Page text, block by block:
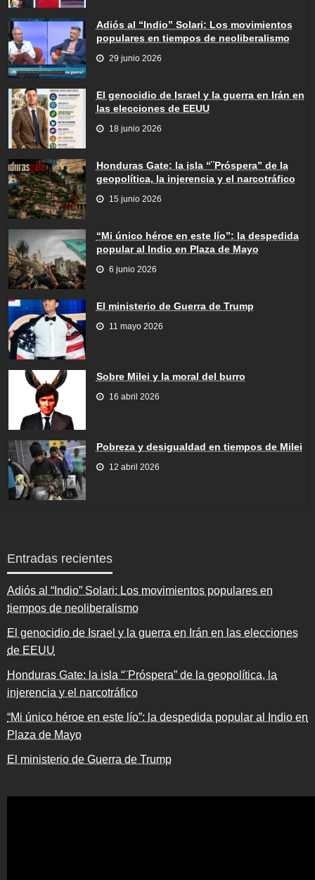
Adiós al “Indio” Solari: Los movimientos
populares en tiempos de neoliberalismo
29 junio 2026
El genocidio de Israel y la guerra en Irán en
las elecciones de EEUU
18 junio 2026
Honduras Gate: la isla “¨Próspera” de la
geopolítica, la injerencia y el narcotráfico
15 junio 2026
“Mi único héroe en este lío”: la despedida
popular al Indio en Plaza de Mayo
6 junio 2026
El ministerio de Guerra de Trump
11 mayo 2026
Sobre Milei y la moral del burro
16 abril 2026
Pobreza y desigualdad en tiempos de Milei
12 abril 2026
Entradas recientes
Adiós al “Indio” Solari: Los movimientos populares en
tiempos de neoliberalismo
El genocidio de Israel y la guerra en Irán en las elecciones
de EEUU
Honduras Gate: la isla “¨Próspera” de la geopolítica, la
injerencia y el narcotráfico
“Mi único héroe en este lío”: la despedida popular al Indio en
Plaza de Mayo
El ministerio de Guerra de Trump